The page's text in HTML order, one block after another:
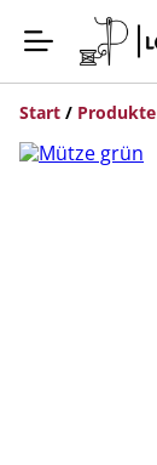
Start / Produkte